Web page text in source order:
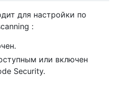
для настройки по
:
или включен
Security.